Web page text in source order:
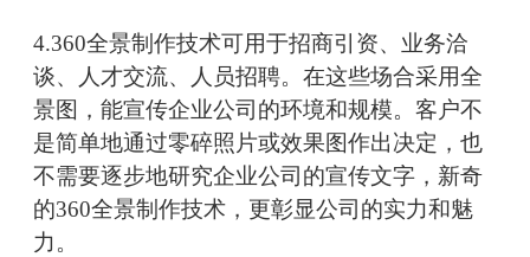
4.360全景制作技术可用于招商引资、业务洽
谈、人才交流、人员招聘。在这些场合采用全
景图，能宣传企业公司的环境和规模。客户不
是简单地通过零碎照片或效果图作出决定，也
不需要逐步地研究企业公司的宣传文字，新奇
的360全景制作技术，更彰显公司的实力和魅
力。